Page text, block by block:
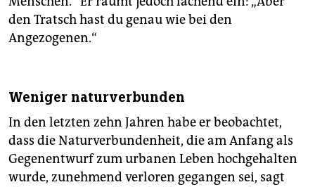
den Tratsch hast du genau wie bei den
Angezogenen.“
Weniger naturverbunden
In den letzten zehn Jahren habe er beobachtet,
dass die Naturverbundenheit, die am Anfang als
Gegenentwurf zum urbanen Leben hochgehalten
wurde, zunehmend verloren gegangen sei, sagt